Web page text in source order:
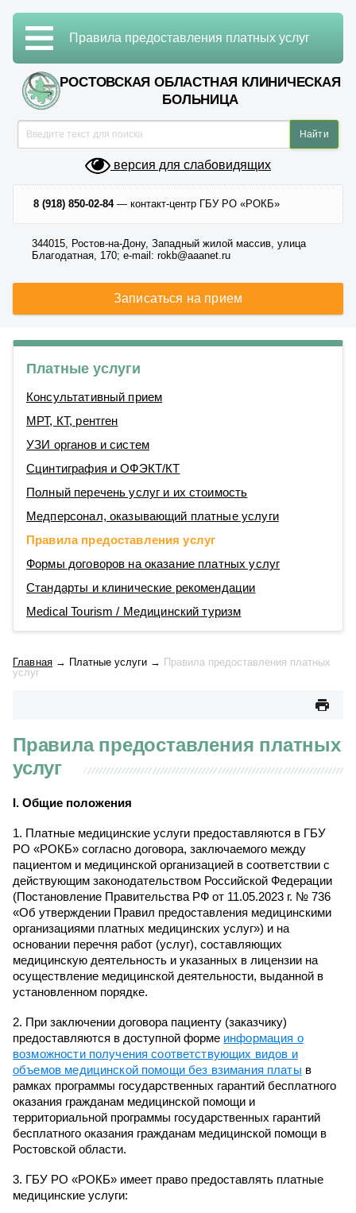
РОСТОВСКАЯ ОБЛАСТНАЯ КЛИНИЧЕСКАЯ
БОЛЬНИЦА
версия для слабовидящих
8 (918) 850-02-84— контакт-центр ГБУ РО «РОКБ»
344015, Ростов-на-Дону, Западный жилой массив, улица
Благодатная, 170; e-mail: rokb@aaanet.ru
Записаться на прием
Правила предоставления платных услуг
Платные услуги
Консультативный прием
МРТ, КТ, рентген
УЗИ органов и систем
Сцинтиграфия и ОФЭКТ/КТ
Полный перечень услуг и их стоимость
Медперсонал, оказывающий платные услуги
Правила предоставления услуг
Формы договоров на оказание платных услуг
Стандарты и клинические рекомендации
Medical Tourism / Медицинский туризм
Главная → Платные услуги → Правила предоставления платных
услуг
Правила предоставления платных
услуг
I. Общие положения
1. Платные медицинские услуги предоставляются в ГБУ
РО «РОКБ» согласно договора, заключаемого между
пациентом и медицинской организацией в соответствии с
действующим законодательством Российской Федерации
(Постановление Правительства РФ от 11.05.2023 г. № 736
«Об утверждении Правил предоставления медицинскими
организациями платных медицинских услуг») и на
основании перечня работ (услуг), составляющих
медицинскую деятельность и указанных в лицензии на
осуществление медицинской деятельности, выданной в
установленном порядке.
2. При заключении договора пациенту (заказчику)
предоставляются в доступной форме информация о
возможности получения соответствующих видов и
объемов медицинской помощи без взимания платы в
рамках программы государственных гарантий бесплатного
оказания гражданам медицинской помощи и
территориальной программы государственных гарантий
бесплатного оказания гражданам медицинской помощи в
Ростовской области.
3. ГБУ РО «РОКБ» имеет право предоставлять платные
медицинские услуги: